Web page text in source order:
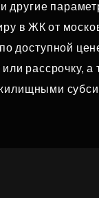
другие
в ЖК от
доступной
рассрочку, а